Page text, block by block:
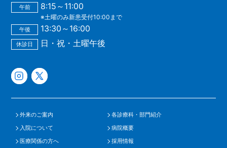
午前 8:15～11:00
※土曜のみ新患受付10:00まで
午後 13:30～16:00
休診日 日・祝・土曜午後
外来のご案内
各診療科・部門紹介
入院について
病院概要
医療関係の方へ
採用情報